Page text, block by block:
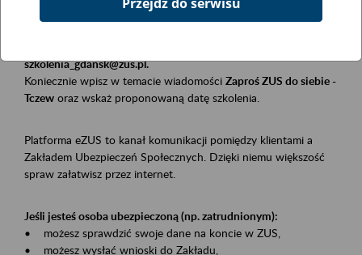
Szkolenie stacjonarne w siedzibie firmy, instytucji, urzędu.
szkolenia_gdansk@zus.pl.
Koniecznie wpisz w temacie wiadomości Zaproś ZUS do siebie -
Tczew oraz wskaż proponowaną datę szkolenia.
Platforma eZUS to kanał komunikacji pomiędzy klientami a
Zakładem Ubezpieczeń Społecznych. Dzięki niemu większość
spraw załatwisz przez internet.
Jeśli jesteś osoba ubezpieczoną (np. zatrudnionym):
• możesz sprawdzić swoje dane na koncie w ZUS,
• możesz wysłać wnioski do Zakładu,